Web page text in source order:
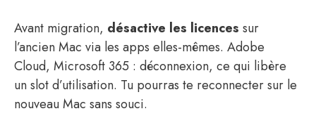
Avant migration, désactive les licences sur
l’ancien Mac via les apps elles-mêmes. Adobe
Cloud, Microsoft 365 : déconnexion, ce qui libère
un slot d’utilisation. Tu pourras te reconnecter sur le
nouveau Mac sans souci.